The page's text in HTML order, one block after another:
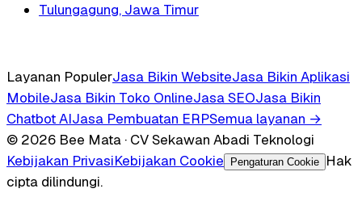
Tulungagung, Jawa Timur
Layanan PopulerJasa Bikin WebsiteJasa Bikin Aplikasi
MobileJasa Bikin Toko OnlineJasa SEOJasa Bikin
Chatbot AIJasa Pembuatan ERPSemua layanan →
© 2026 Bee Mata · CV Sekawan Abadi Teknologi
Kebijakan PrivasiKebijakan Cookie Pengaturan Cookie
Hak
cipta dilindungi.